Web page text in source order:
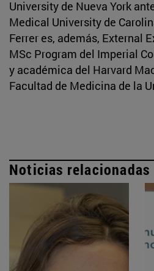
University de Nueva York
Medical University de
Ferrer es, además, External
MSc Program del Imperial
y académica del Harvard
Facultad de Medicina de la
Noticias relacionadas